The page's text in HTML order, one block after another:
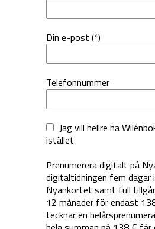
Din e-post (*)
Telefonnummer
Jag vill hellre ha
istället
Prenumerera digitalt på
digitaltidningen fem dagar
Nyankortet samt full
12 månader för endast
tecknar en